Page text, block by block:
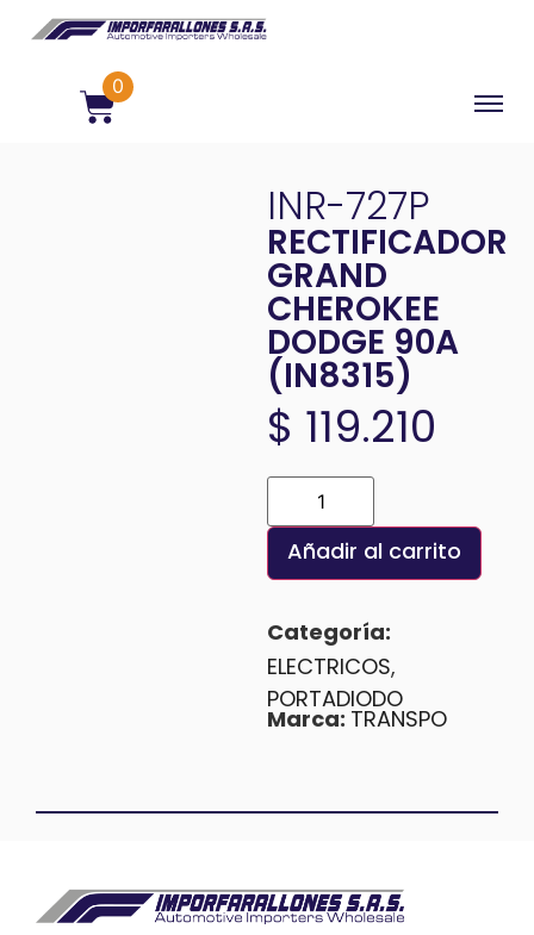
0
INR-727P
RECTIFICADOR
GRAND
CHEROKEE
DODGE 90A
(IN8315)
$ 119.210
Añadir al carrito
Categoría:
ELECTRICOS,
PORTADIODO
Marca: TRANSPO